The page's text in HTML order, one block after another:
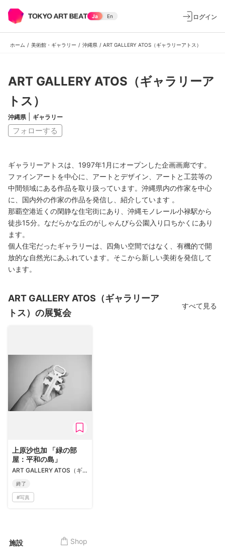
Ja En ログイン
ホーム / 美術館・ギャラリー / 沖縄県 / ART GALLERY ATOS（ギャラリーアトス）
ART GALLERY ATOS（ギャラリーア
トス）
沖縄県 ギャラリー
フォローする
ギャラリーアトスは、1997年1月にオープンした企画画廊です。
ファインアートを中心に、アートとデザイン、アートと工芸等の
中間領域にある作品を取り扱っています。沖縄県内の作家を中心
に、国内外の作家の作品を発信し、紹介しています 。
那覇空港近くの閑静な住宅街にあり、沖縄モノレール小禄駅から
徒歩15分。なだらかな丘のがしゃんびら公園入り口ちかくにあり
ます。
個人住宅だったギャラリーは、四角い空間ではなく、有機的で開
放的な自然光にあふれています。そこから新しい美術を発信して
います。
ART GALLERY ATOS（ギャラリーア
トス）の展覧会
すべて見る
上原沙也加 「緑の部
屋：平和の島」
ART GALLERY ATOS（ギャラリーアトス）
終了
#写真
施設
Shop